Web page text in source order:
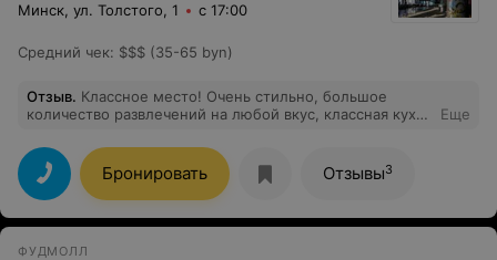
Минск, ул. Толстого, 1 с 17:00
Средний чек: $$$ (35-65 byn)
Отзыв. Классное место! Очень стильно, большое
количество развлечений на любой вкус, классная кухня
музыка)
Еще
Бронировать Отзывы3
ФУДМОЛЛ